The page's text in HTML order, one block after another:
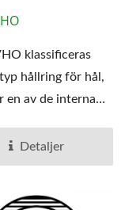
klassificeras
hållring för hål,
en av de interna
Detaljer